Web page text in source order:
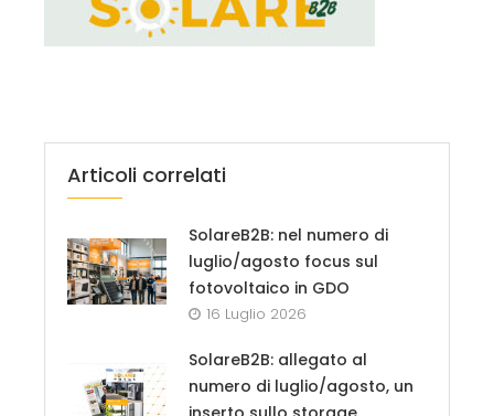
Articoli correlati
SolareB2B: nel numero di
luglio/agosto focus sul
fotovoltaico in GDO
16 Luglio 2026
SolareB2B: allegato al
numero di luglio/agosto, un